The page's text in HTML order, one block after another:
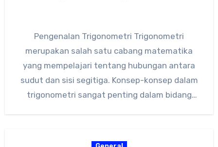
Pengenalan Trigonometri Trigonometri
merupakan salah satu cabang matematika
yang mempelajari tentang hubungan antara
sudut dan sisi segitiga. Konsep-konsep dalam
trigonometri sangat penting dalam bidang